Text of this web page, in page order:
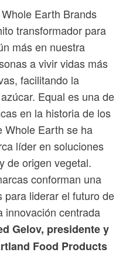
Earth Brands
transformador para
más en nuestra
a vivir vidas más
facilitando la
Equal es una de
en la historia de los
Whole Earth se ha
líder en soluciones
de origen vegetal.
conforman una
para liderar el futuro de
innovación centrada
Gelov, presidente y
Food Products